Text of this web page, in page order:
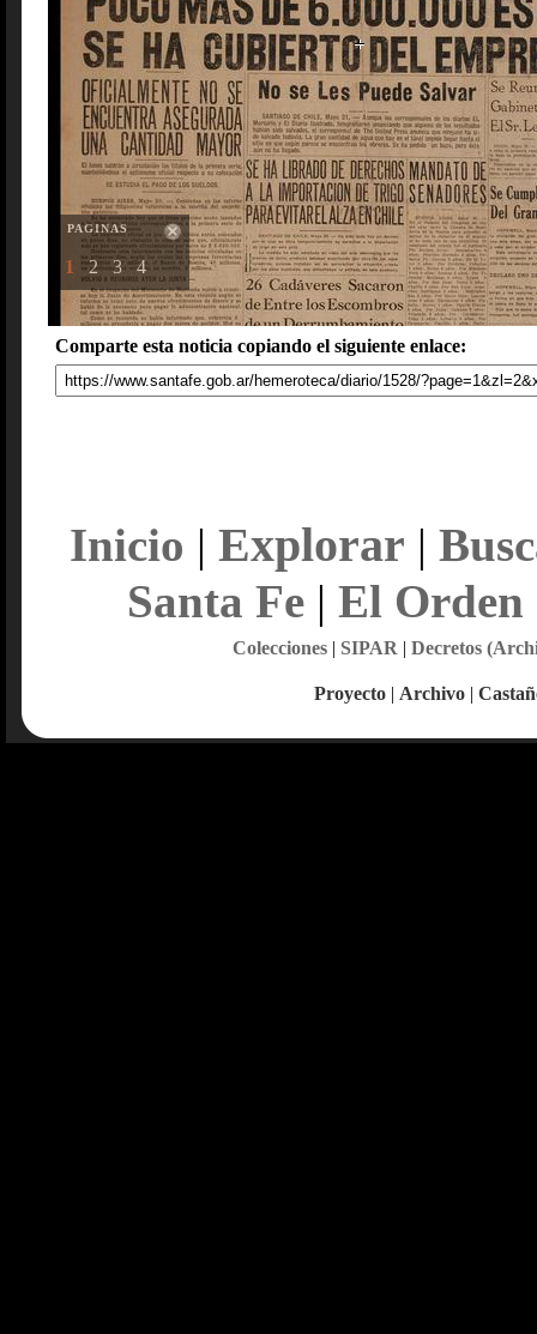
PAGINAS
1 2 3 4
Comparte esta noticia copiando el siguiente enlace:
Inicio | Explorar |
Santa Fe| El Orden
Colecciones| SIPAR | Decretos
Proyecto | Archivo |